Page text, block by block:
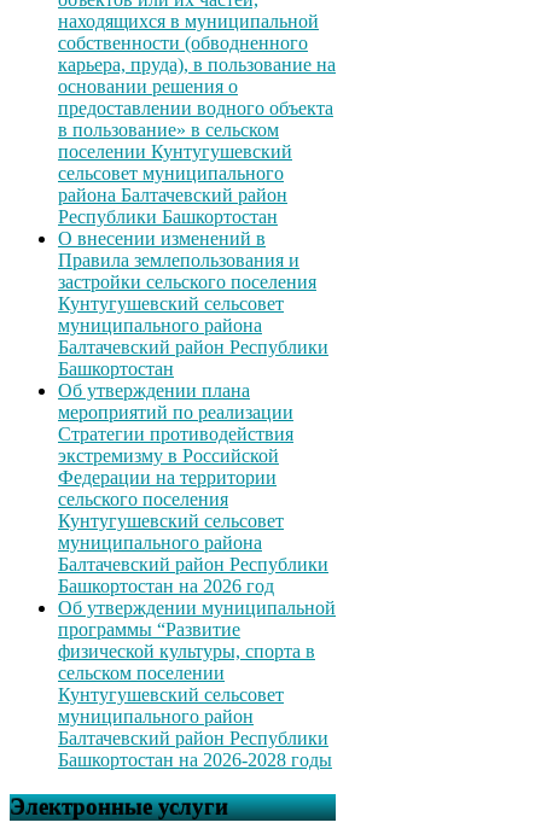
находящихся в муниципальной
собственности (обводненного
карьера, пруда), в пользование на
основании решения о
предоставлении водного объекта
в пользование» в сельском
поселении Кунтугушевский
сельсовет муниципального
района Балтачевский район
Республики Башкортостан
О внесении изменений в
Правила землепользования и
застройки сельского поселения
Кунтугушевский сельсовет
муниципального района
Балтачевский район Республики
Башкортостан
Об утверждении плана
мероприятий по реализации
Стратегии противодействия
экстремизму в Российской
Федерации на территории
сельского поселения
Кунтугушевский сельсовет
муниципального района
Балтачевский район Республики
Башкортостан на 2026 год
Об утверждении муниципальной
программы “Развитие
физической культуры, спорта в
сельском поселении
Кунтугушевский сельсовет
муниципального район
Балтачевский район Республики
Башкортостан на 2026-2028 годы
Электронные услуги